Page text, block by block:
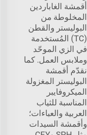
أقمشة الغاباردين
المخلوطة من
البوليستر والقطن
(TC) المُستخدمة
في الزي الموحّد
وملابس العمل. كما
نقدّم أقمشة
البوليستر المغزولة
الميكروفايبر
المناسبة للثياب
العربية والعباءات؛
وأقمشة السيدات